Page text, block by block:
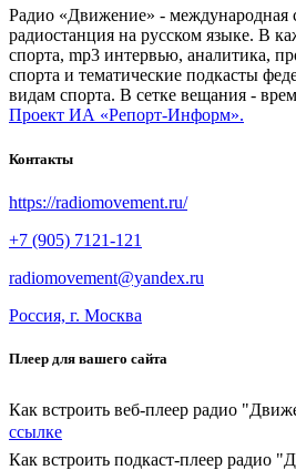
Радио «Движение» - международная
радиостанция на русском языке. В
спорта, mp3 интервью, аналитика,
спорта и тематические подкасты
видам спорта. В сетке вещания -
Проект ИА «Репорт-Информ».
Контакты
https://radiomovement.ru/
+7 (905) 7121-121
radiomovement@yandex.ru
Россия, г. Москва
Плеер для вашего сайта
Как встроить веб-плеер радио
ссылке
Как встроить подкаст-плеер радио